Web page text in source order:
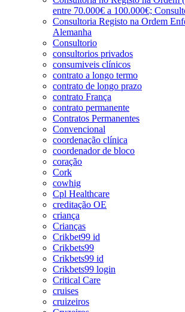
entre 70.000€ a 100.000€;
Consultoria Registo na Ordem
Alemanha
Consultorio
consultorios privados
consumiveis clínicos
contrato a longo termo
contrato de longo prazo
contrato França
contrato permanente
Contratos Permanentes
Convencional
coordenação clínica
coordenador de bloco
coração
Cork
cowhig
Cpl Healthcare
creditação OE
criança
Crianças
Crikbet99 id
Crikbets99
Crikbets99 id
Crikbets99 login
Critical Care
cruises
cruizeiros